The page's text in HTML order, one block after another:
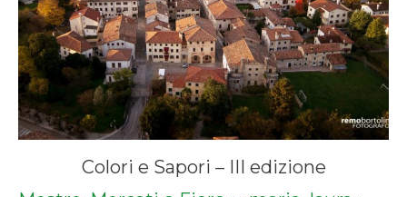
Colori e Sapori – III edizione